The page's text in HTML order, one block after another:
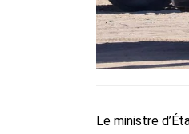
Le ministre